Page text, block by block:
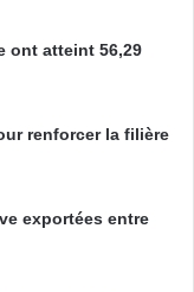
ont atteint 56,29
renforcer la filière
exportées entre